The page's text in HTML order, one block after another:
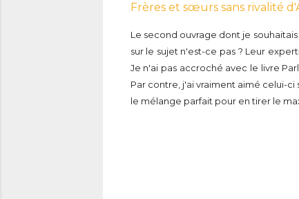
Frères et sœurs sans rivalité
Le second ouvrage dont je
sur le sujet n'est-ce pas ? Leur
Je n'ai pas accroché avec le livre
Par contre, j'ai vraiment aimé celui-
le mélange parfait pour en tirer le